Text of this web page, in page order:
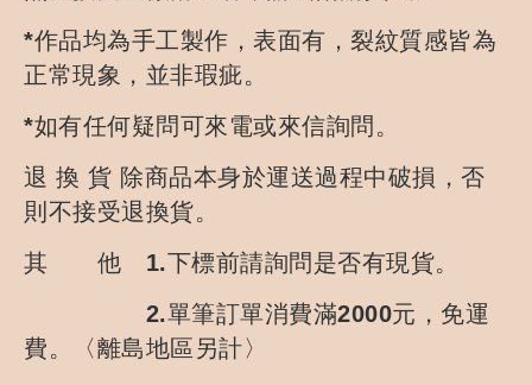
*作品均為手工製作，表面有，裂紋質感皆為
正常現象，並非瑕疵。
*如有任何疑問可來電或來信詢問。
退 換 貨 除商品本身於運送過程中破損，否
則不接受退換貨。
其 他 1.下標前請詢問是否有現貨。
2.單筆訂單消費滿2000元，免運
費。〈離島地區另計〉